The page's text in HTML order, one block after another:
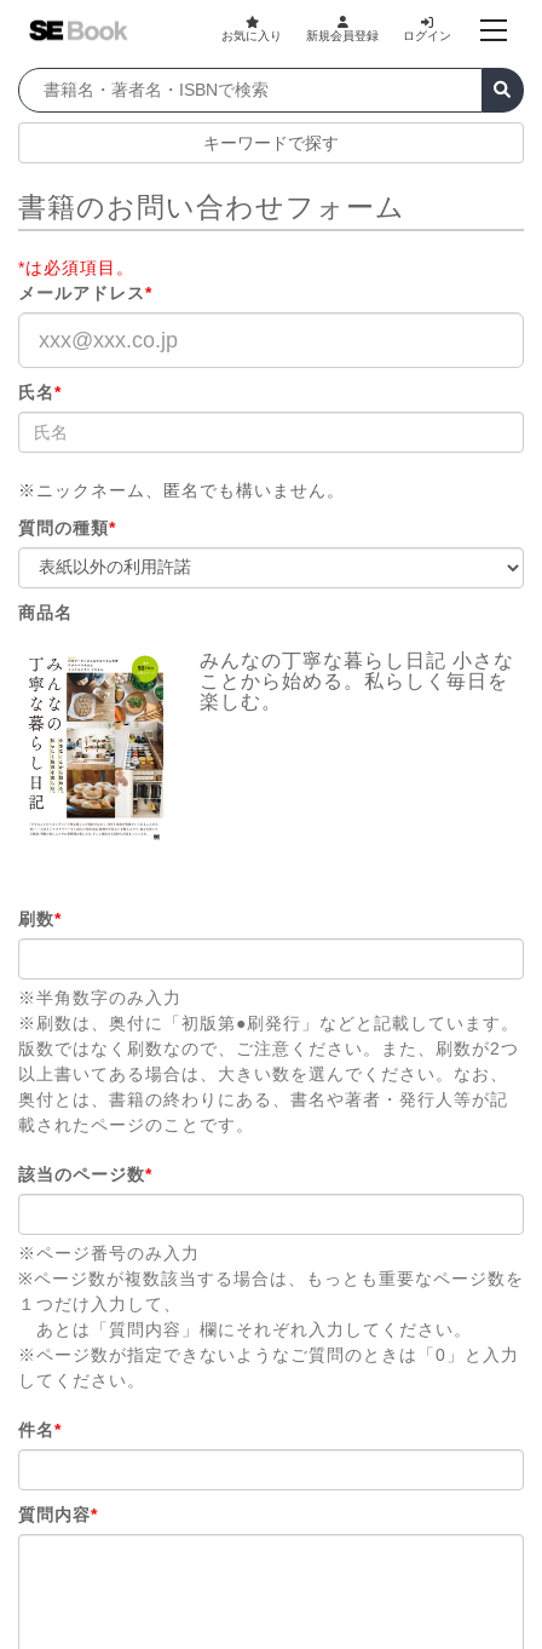
お気に入り 新規会員登録 ログイン
キーワードで探す
書籍のお問い合わせフォーム
*は必須項目。
メールアドレス*
氏名*
※ニックネーム、匿名でも構いません。
質問の種類*
商品名
みんなの丁寧な暮らし日記 小さな
ことから始める。私らしく毎日を
楽しむ。
刷数*
※半角数字のみ入力
※刷数は、奥付に「初版第●刷発行」などと記載しています。
版数ではなく刷数なので、ご注意ください。また、刷数が2つ
以上書いてある場合は、大きい数を選んでください。なお、
奥付とは、書籍の終わりにある、書名や著者・発行人等が記
載されたページのことです。
該当のページ数*
※ページ番号のみ入力
※ページ数が複数該当する場合は、もっとも重要なページ数を
１つだけ入力して、
あとは「質問内容」欄にそれぞれ入力してください。
※ページ数が指定できないようなご質問のときは「0」と入力
してください。
件名*
質問内容*